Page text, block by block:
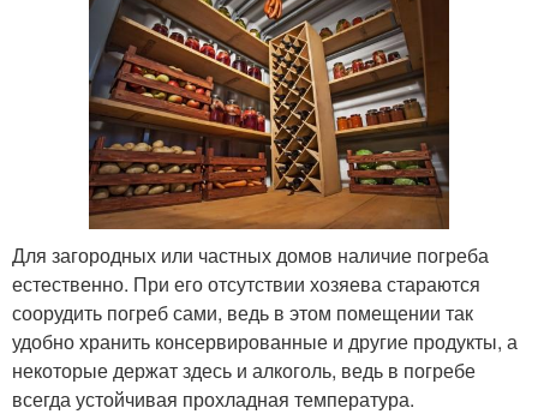
Для загородных или частных домов наличие погреба
естественно. При его отсутствии хозяева стараются
соорудить погреб сами, ведь в этом помещении так
удобно хранить консервированные и другие продукты, а
некоторые держат здесь и алкоголь, ведь в погребе
всегда устойчивая прохладная температура.